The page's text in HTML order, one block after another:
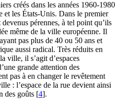
créés dans les années 1960‑1980
et les États-Unis. Dans le premier
pérennes, à tel point qu’ils
même de la ville européenne. Il
pas plus de 40 ou 50 ans et
aussi radical. Très réduits en
ville, il s’agit d’espaces
grande attention des
pas à en changer le revêtement
: l’espace de la rue devient ainsi
des goûts [4].